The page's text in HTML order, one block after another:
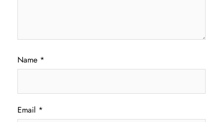
Name *
Email *